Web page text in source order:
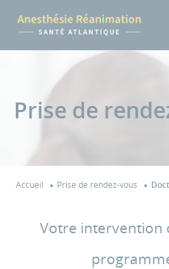
Prise de
Accueil Prise de rendez-vous
Votre intervention